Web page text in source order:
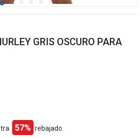
GRIS OSCURO PARA
57% rebajado.